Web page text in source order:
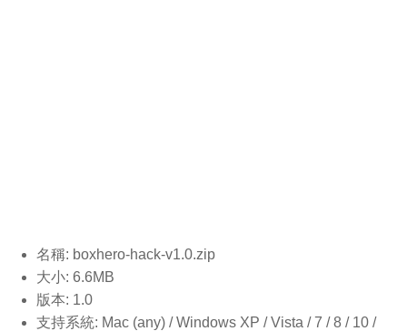
名稱: boxhero-hack-v1.0.zip
大小: 6.6MB
版本: 1.0
支持系統: Mac (any) / Windows XP / Vista / 7 / 8 / 10 /